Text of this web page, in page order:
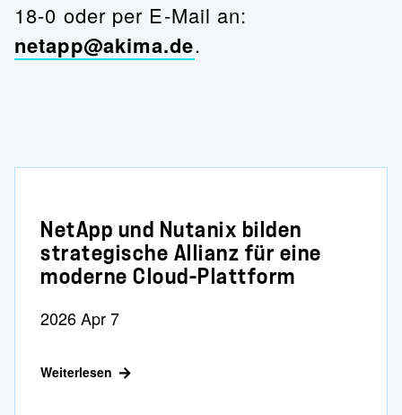
18-0 oder per E-Mail an:
netapp@akima.de.
NetApp und Nutanix bilden
strategische Allianz für eine
moderne Cloud-Plattform
2026 Apr 7
Weiterlesen